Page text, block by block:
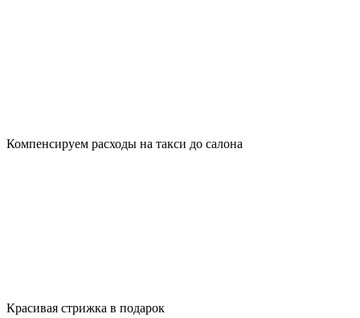
Компенсируем расходы на такси до салона
Красивая стрижка в подарок